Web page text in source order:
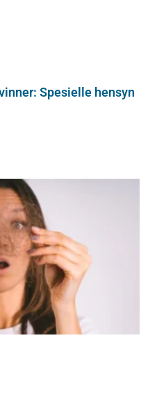
Spesielle hensyn